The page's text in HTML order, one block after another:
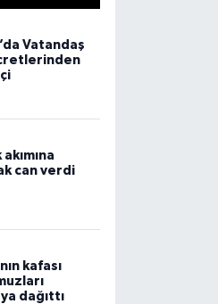
Vatandaş
can verdi
kafası
dağıttı